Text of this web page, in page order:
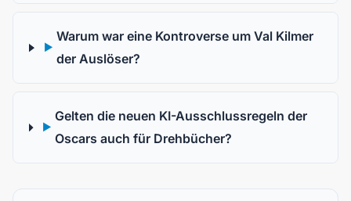
▶
Warum war eine Kontroverse um Val Kilmer
der Auslöser?
▶
Gelten die neuen KI-Ausschlussregeln der
Oscars auch für Drehbücher?